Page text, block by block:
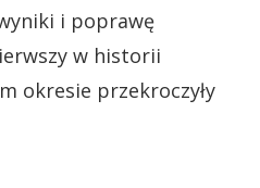
i poprawę
w historii
okresie przekroczyły